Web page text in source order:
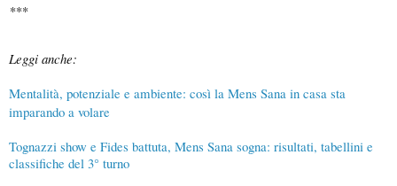
***
Leggi anche:
Mentalità, potenziale e ambiente: così la Mens Sana in casa sta
imparando a volare
Tognazzi show e Fides battuta, Mens Sana sogna: risultati, tabellini e
classifiche del 3° turno